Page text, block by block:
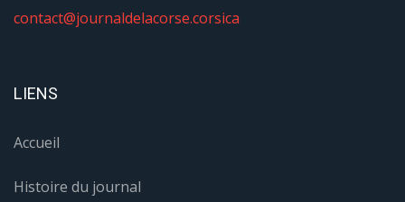
contact@journaldelacorse.corsica
LIENS
Accueil
Histoire du journal